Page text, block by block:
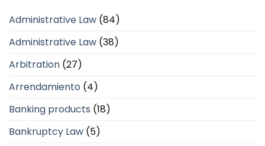
Administrative Law (84)
Administrative Law (38)
Arbitration (27)
Arrendamiento (4)
Banking products (18)
Bankruptcy Law (5)